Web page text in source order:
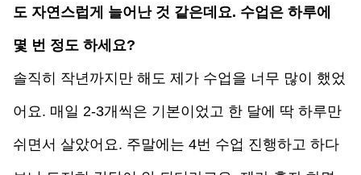
도 자연스럽게 늘어난 것 같은데요. 수업은 하루에
몇 번 정도 하세요?
솔직히 작년까지만 해도 제가 수업을 너무 많이 했었
어요. 매일 2-3개씩은 기본이었고 한 달에 딱 하루만
쉬면서 살았어요. 주말에는 4번 수업 진행하고 하다